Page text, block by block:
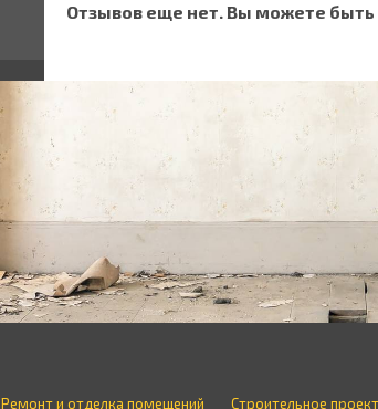
Отзывов еще нет. Вы можете
Ремонт и отделка помещений Строительное